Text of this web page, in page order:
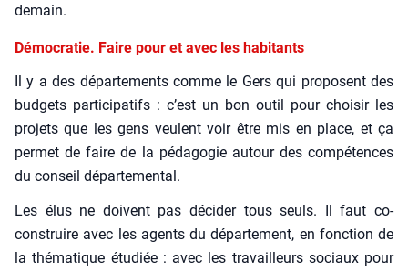
demain.
Démocratie. Faire pour et avec les habitants
Il y a des dépar­te­ments comme le Gers qui pro­posent des
bud­gets par­ti­ci­pa­tifs : c’est un bon outil pour choi­sir les
pro­jets que les gens veulent voir être mis en place, et ça
per­met de faire de la péda­go­gie autour des com­pé­tences
du conseil dépar­te­men­tal.
Les élus ne doivent pas déci­der tous seuls. Il faut co-
construire avec les agents du dépar­te­ment, en fonc­tion de
la thé­ma­tique étu­diée : avec les tra­vailleurs sociaux pour